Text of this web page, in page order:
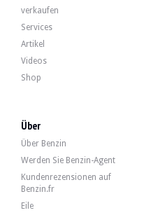
verkaufen
Services
Artikel
Videos
Shop
Über
Über Benzin
Werden Sie Benzin-Agent
Kundenrezensionen auf
Benzin.fr
Eile